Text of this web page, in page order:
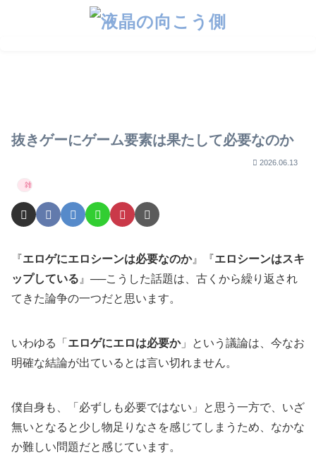
抜きゲーにゲーム要素は果たして必要なのか
2026.06.13
雑記
『エロゲにエロシーンは必要なのか』『エロシーンはスキ
ップしている 』──こうした話題は、古くから繰り返され
てきた論争の一つだと思います。
いわゆる「 エロゲにエロは必要か」という議論は、今なお
明確な結論が出ているとは言い切れません。
僕自身も、「必ずしも必要ではない」と思う一方で、いざ
無いとなると少し物足りなさを感じてしまうため、なかな
か難しい問題だと感じています。